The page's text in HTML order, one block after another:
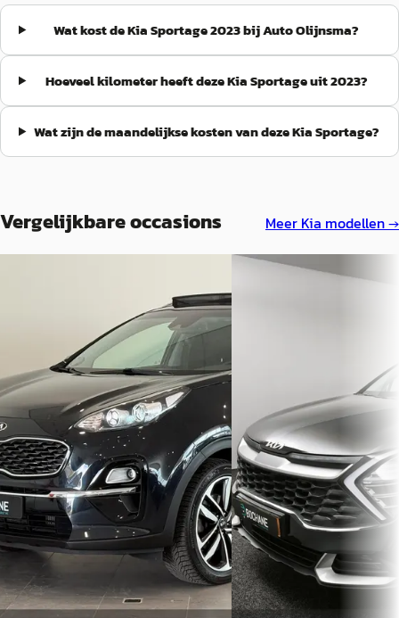
Wat kost de Kia Sportage 2023 bij Auto Olijnsma?
Hoeveel kilometer heeft deze Kia Sportage uit 2023?
Wat zijn de maandelijkse kosten van deze Kia Sportage?
Vergelijkbare occasions Meer Kia modellen →
v.a. € 556/mnd
Scherp geprijsd
2020 · 55525 km · Benzine ·
Automaat
Bochane Deventer· Apeldoorn
4,7(730)
Bekijk aanbieding →
Vergelijk
Kia Sportage
v.a. € 634/mnd
Scherp geprijsd
2023 · 82517 km · Plug-in
Automaat
Bochane Ede· Apeldoorn
Bekijk aanbieding →
Vergelijk